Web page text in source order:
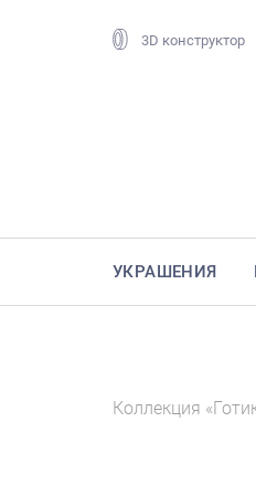
3D конструктор
УКРАШЕНИЯ
Коллекция